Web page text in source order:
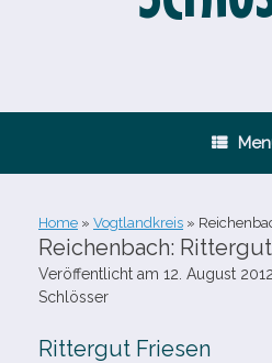
Home » Vogtlandkreis »
Reichenbach:
Veröffentlicht am 12. August 2012
Schlösser
Rittergut Friesen